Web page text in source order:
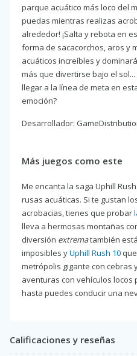
parque acuático más loco del
puedas mientras realizas
alrededor! ¡Salta y rebota en
forma de sacacorchos, aros y
acuáticos increíbles y
más que divertirse bajo el
llegar a la línea de meta en
emoción?
Desarrollador:
Más juegos como este
Me encanta la saga Uphill
rusas acuáticas. Si te gustan
acrobacias, tienes que probar
lleva a hermosas montañas
diversión extrematambién está
imposibles yUphill Rush 10
metrópolis gigante con cebras
aventuras con vehículos locos
hasta puedes conducir una
Calificaciones y reseñas